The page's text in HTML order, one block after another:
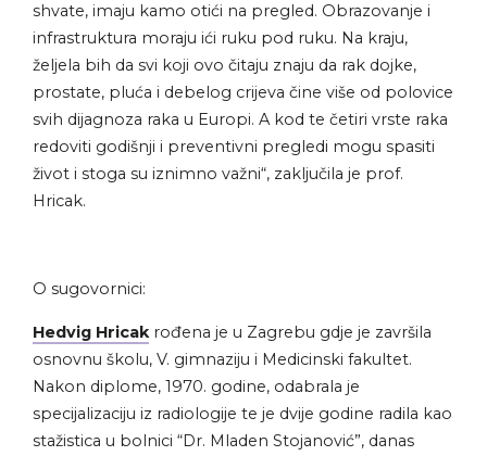
shvate, imaju kamo otići na pregled. Obrazovanje i
infrastruktura moraju ići ruku pod ruku. Na kraju,
željela bih da svi koji ovo čitaju znaju da rak dojke,
prostate, pluća i debelog crijeva čine više od polovice
svih dijagnoza raka u Europi. A kod te četiri vrste raka
redoviti godišnji i preventivni pregledi mogu spasiti
život i stoga su iznimno važni“, zaključila je prof.
Hricak.
O sugovornici:
Hedvig Hricakrođena je u Zagrebu gdje je završila
osnovnu školu, V. gimnaziju i Medicinski fakultet.
Nakon diplome, 1970. godine, odabrala je
specijalizaciju iz radiologije te je dvije godine radila kao
stažistica u bolnici “Dr. Mladen Stojanović”, danas